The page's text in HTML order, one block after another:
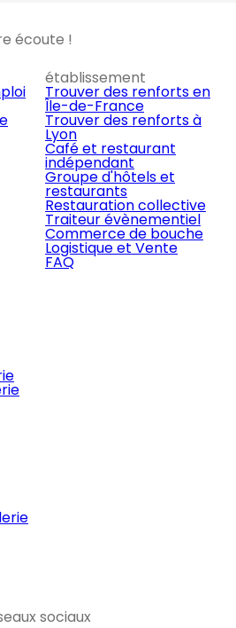
écoute !
établissement
Trouver des renforts en
Île-de-France
Trouver des renforts à
Lyon
Café et restaurant
indépendant
Groupe d'hôtels et
restaurants
Restauration collective
Traiteur évènementiel
Commerce de bouche
Logistique et Vente
FAQ
sociaux